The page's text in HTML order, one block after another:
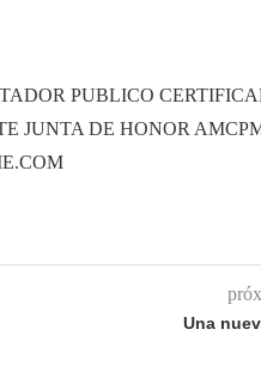
PUBLICO
JUNTA DE HONOR
Una